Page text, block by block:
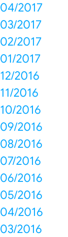
04/2017
03/2017
02/2017
01/2017
12/2016
11/2016
10/2016
09/2016
08/2016
07/2016
06/2016
05/2016
04/2016
03/2016